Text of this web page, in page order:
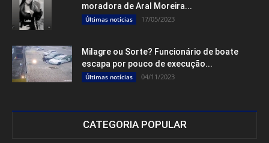
moradora de Aral Moreira...
Últimas notícias 17/05/2023
Milagre ou Sorte? Funcionário de boate
escapa por pouco de execução...
Últimas notícias 04/11/2023
CATEGORIA POPULAR